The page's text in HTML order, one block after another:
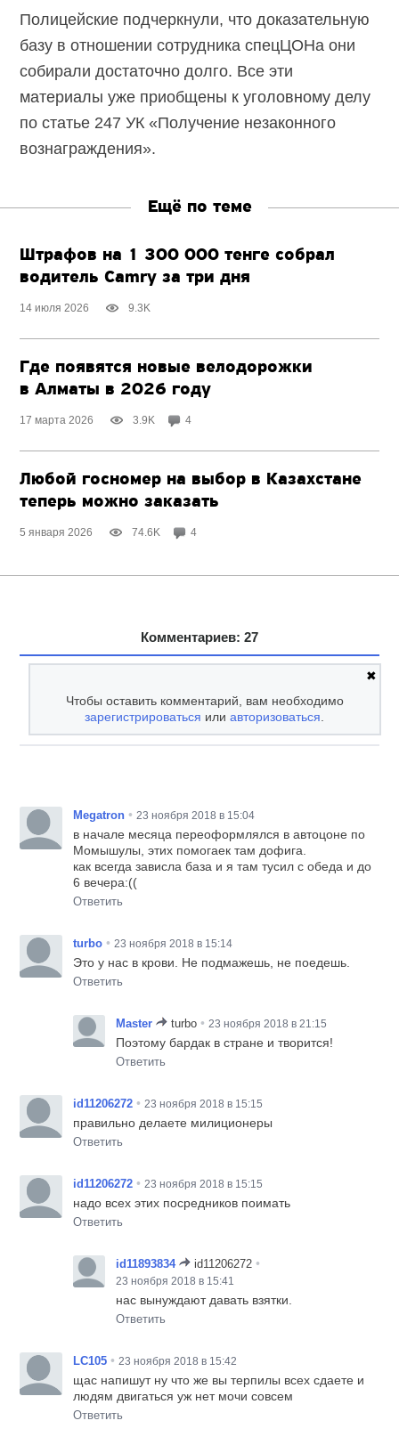
Полицейские подчеркнули, что доказательную
базу в отношении сотрудника спецЦОНа они
собирали достаточно долго. Все эти
материалы уже приобщены к уголовному делу
по статье 247 УК «Получение незаконного
вознаграждения».
Ещё по теме
Штрафов на 1 300 000 тенге собрал
водитель Camry за три дня
14 июля 2026 9.3K
Где появятся новые велодорожки
в Алматы в 2026 году
17 марта 2026 3.9K 4
Любой госномер на выбор в Казахстане
теперь можно заказать
5 января 2026 74.6K 4
Комментариев: 27
✖
Чтобы оставить комментарий, вам необходимо
зарегистрироваться илиавторизоваться
Megatron • 23 ноября 2018 в 15:04
в начале месяца переоформлялся в автоцоне по
Момышулы, этих помогаек там дофига.
как всегда зависла база и я там тусил с обеда и до
6 вечера:((
Ответить
turbo • 23 ноября 2018 в 15:14
Это у нас в крови. Не подмажешь, не поедешь.
Ответить
Master turbo • 23 ноября 2018 в 21:15
Поэтому бардак в стране и творится!
Ответить
id11206272 • 23 ноября 2018 в 15:15
правильно делаете милиционеры
Ответить
id11206272 • 23 ноября 2018 в 15:15
надо всех этих посредников поимать
Ответить
id11893834 id11206272 •
23 ноября 2018 в 15:41
нас вынуждают давать взятки.
Ответить
LC105 • 23 ноября 2018 в 15:42
щас напишут ну что же вы терпилы всех сдаете и
людям двигаться уж нет мочи совсем
Ответить